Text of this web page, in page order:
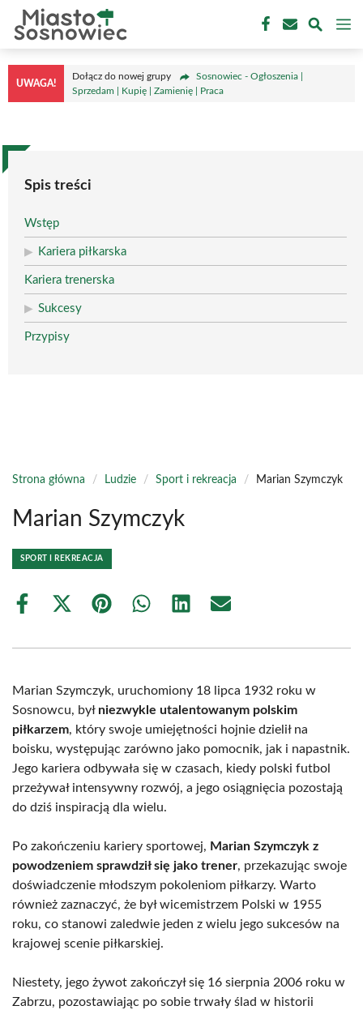
Przejdź
treści
UWAGA!
Dołącz do nowej grupy
Sosnowiec - Ogłoszenia |
Sprzedam | Kupię | Zamienię | Praca
Spis treści
Wstęp
Kariera piłkarska
Kariera trenerska
Sukcesy
Przypisy
Strona główna / Ludzie / Sport i rekreacja / Marian Szymczyk
Marian Szymczyk
SPORT I REKREACJA
Share
Share
(Twitter)
Share Share Share Share
Marian Szymczyk, uruchomiony 18 lipca 1932 roku w
Sosnowcu, był niezwykle utalentowanym polskim
piłkarzem, który swoje umiejętności hojnie dzielił na
boisku, występując zarówno jako pomocnik, jak i napastnik.
Jego kariera odbywała się w czasach, kiedy polski futbol
przeżywał intensywny rozwój, a jego osiągnięcia pozostają
do dziś inspiracją dla wielu.
Po zakończeniu kariery sportowej, Marian Szymczyk z
powodzeniem sprawdził się jako trener, przekazując swoje
doświadczenie młodszym pokoleniom piłkarzy. Warto
również zaznaczyć, że był wicemistrzem Polski w 1955
roku, co stanowi zaledwie jeden z wielu jego sukcesów na
krajowej scenie piłkarskiej.
Niestety, jego żywot zakończył się 16 sierpnia 2006 roku w
Zabrzu, pozostawiając po sobie trwały ślad w historii